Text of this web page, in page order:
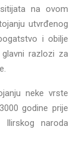
na ovom
utvrđenog
i obilje
razlozi za
neke vrste
godine prije
naroda